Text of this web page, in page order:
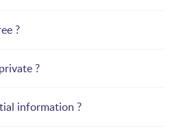
?
?
information ?